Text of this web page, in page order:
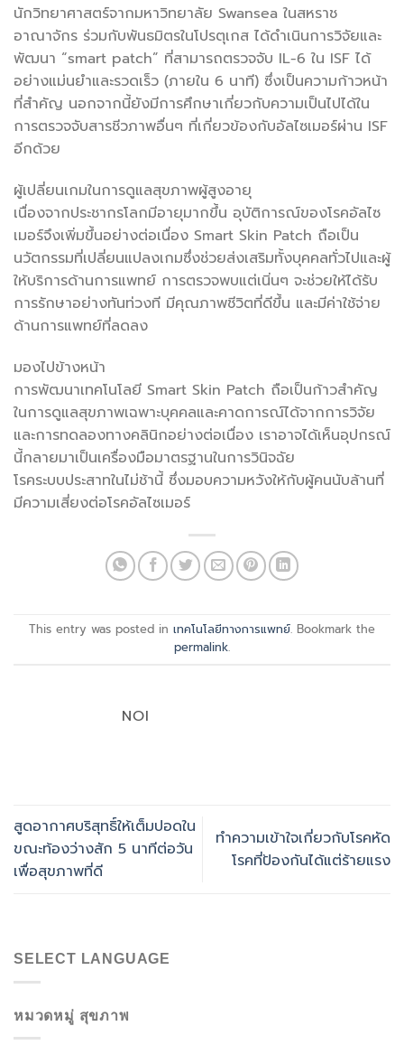
นักวิทยาศาสตร์จากมหาวิทยาลัย Swansea ในสหราช
อาณาจักร ร่วมกับพันธมิตรในโปรตุเกส ได้ดำเนินการวิจัยและ
พัฒนา “smart patch” ที่สามารถตรวจจับ IL-6 ใน ISF ได้
อย่างแม่นยำและรวดเร็ว (ภายใน 6 นาที) ซึ่งเป็นความก้าวหน้า
ที่สำคัญ นอกจากนี้ยังมีการศึกษาเกี่ยวกับความเป็นไปได้ใน
การตรวจจับสารชีวภาพอื่นๆ ที่เกี่ยวข้องกับอัลไซเมอร์ผ่าน ISF
อีกด้วย
ผู้เปลี่ยนเกมในการดูแลสุขภาพผู้สูงอายุ
เนื่องจากประชากรโลกมีอายุมากขึ้น อุบัติการณ์ของโรคอัลไซ
เมอร์จึงเพิ่มขึ้นอย่างต่อเนื่อง Smart Skin Patch ถือเป็น
นวัตกรรมที่เปลี่ยนแปลงเกมซึ่งช่วยส่งเสริมทั้งบุคคลทั่วไปและผู้
ให้บริการด้านการแพทย์ การตรวจพบแต่เนิ่นๆ จะช่วยให้ได้รับ
การรักษาอย่างทันท่วงที มีคุณภาพชีวิตที่ดีขึ้น และมีค่าใช้จ่าย
ด้านการแพทย์ที่ลดลง
มองไปข้างหน้า
การพัฒนาเทคโนโลยี Smart Skin Patch ถือเป็นก้าวสำคัญ
ในการดูแลสุขภาพเฉพาะบุคคลและคาดการณ์ได้จากการวิจัย
และการทดลองทางคลินิกอย่างต่อเนื่อง เราอาจได้เห็นอุปกรณ์
นี้กลายมาเป็นเครื่องมือมาตรฐานในการวินิจฉัย
โรคระบบประสาทในไม่ช้านี้ ซึ่งมอบความหวังให้กับผู้คนนับล้านที่
มีความเสี่ยงต่อโรคอัลไซเมอร์
This entry was posted in เทคโนโลยีทางการแพทย์. Bookmark the
permalink.
NOI
สูดอากาศบริสุทธิ์ให้เต็มปอดใน
ขณะท้องว่างสัก 5 นาทีต่อวัน
เพื่อสุขภาพที่ดี
ทำความเข้าใจเกี่ยวกับโรคหัด
โรคที่ป้องกันได้แต่ร้ายแรง
SELECT LANGUAGE
หมวดหมู่ สุขภาพ